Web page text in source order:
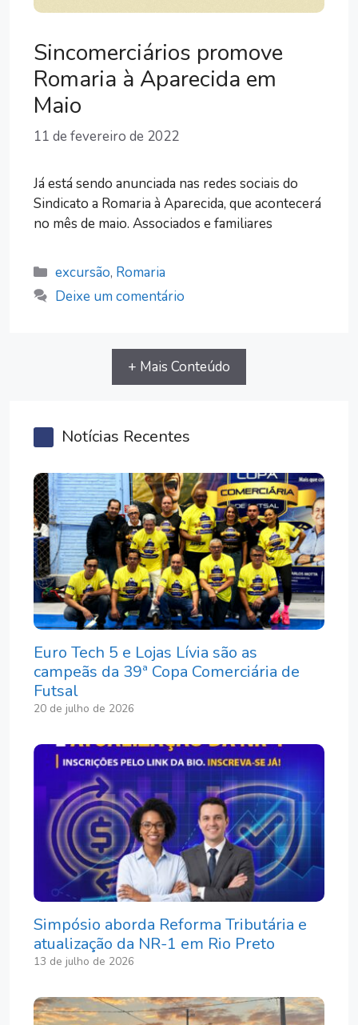
Sincomerciários promove
Romaria à Aparecida em
Maio
11 de fevereiro de 2022
Já está sendo anunciada nas redes sociais do
Sindicato a Romaria à Aparecida, que acontecerá
no mês de maio. Associados e familiares
Categorias
excursão, Romaria
Deixe um comentário
+ Mais Conteúdo
Notícias Recentes
Euro Tech 5 e Lojas Lívia são as
campeãs da 39ª Copa Comerciária de
Futsal
20 de julho de 2026
Simpósio aborda Reforma Tributária e
atualização da NR-1 em Rio Preto
13 de julho de 2026